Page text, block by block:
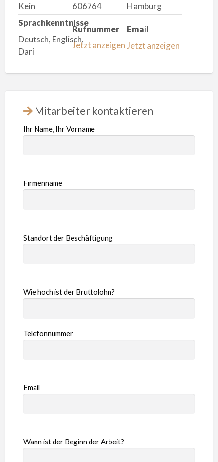
Kein
606764
Hamburg
Sprachkenntnisse
Deutsch, Englisch,
Dari
Rufnummer
Jetzt anzeigen
Email
Jetzt anzeigen
Mitarbeiter kontaktieren
Ihr Name, Ihr Vorname
Firmenname
Standort der Beschäftigung
Wie hoch ist der Bruttolohn?
Telefonnummer
Email
Wann ist der Beginn der Arbeit?